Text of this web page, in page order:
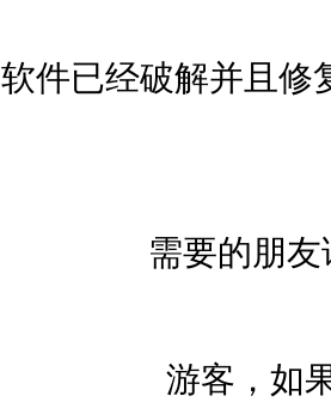
软件已经破解并且修
需要的朋
游客，如